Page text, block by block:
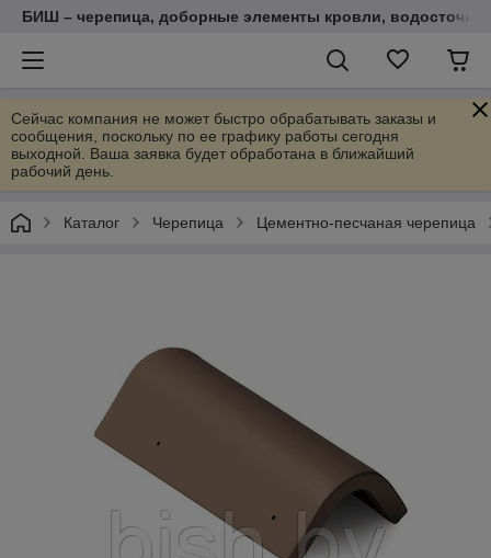
БИШ – черепица, доборные элементы кровли,
Сейчас компания не может быстро обрабатывать заказы и
сообщения, поскольку по ее графику работы сегодня
выходной. Ваша заявка будет обработана в ближайший
рабочий день.
Каталог Черепица Цементно-песчаная черепица